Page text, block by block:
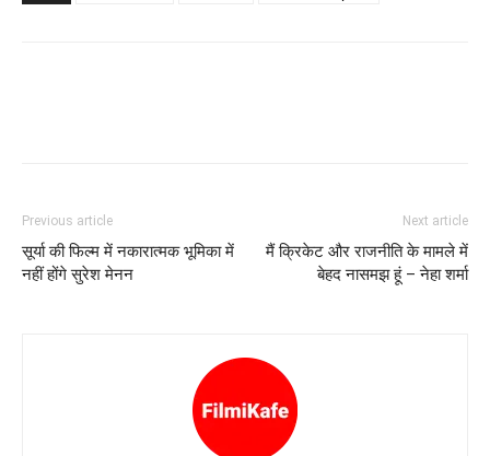
Previous article
सूर्या की फिल्‍म में नकारात्‍मक भूमिका में
नहीं होंगे सुरेश मेनन
Next article
मैं क्रिकेट और राजनीति के मामले में
बेहद नासमझ हूं – नेहा शर्मा